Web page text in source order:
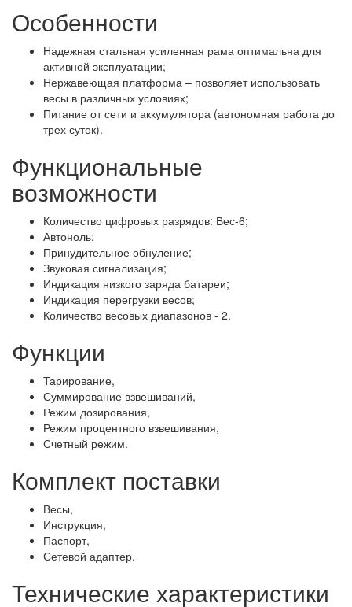
Особенности
Надежная стальная усиленная рама оптимальна для
активной эксплуатации;
Нержавеющая платформа – позволяет использовать
весы в различных условиях;
Питание от сети и аккумулятора (автономная работа до
трех суток).
Функциональные
возможности
Количество цифровых разрядов: Вес-6;
Автоноль;
Принудительное обнуление;
Звуковая сигнализация;
Индикация низкого заряда батареи;
Индикация перегрузки весов;
Количество весовых диапазонов - 2.
Функции
Тарирование,
Суммирование взвешиваний,
Режим дозирования,
Режим процентного взвешивания,
Счетный режим.
Комплект поставки
Весы,
Инструкция,
Паспорт,
Сетевой адаптер.
Технические характеристики